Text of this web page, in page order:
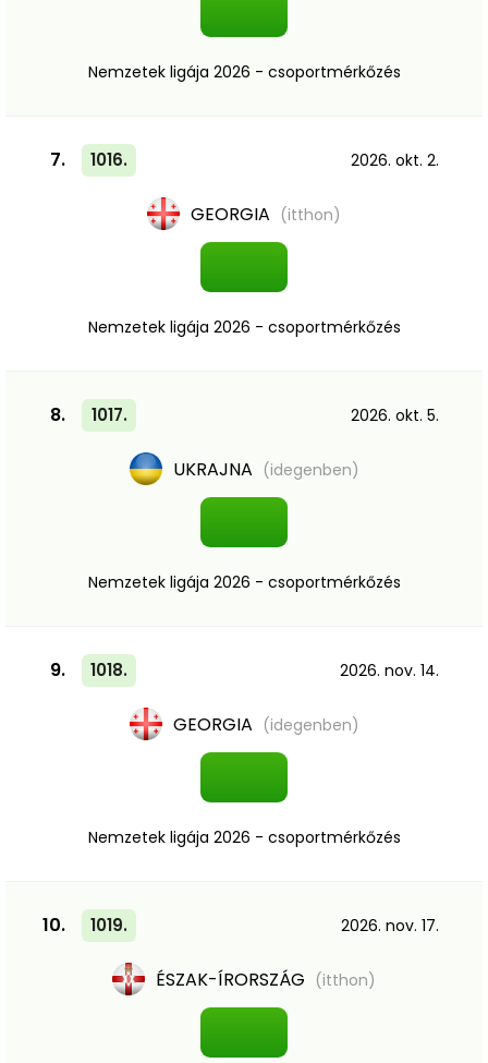
Nemzetek ligája 2026 - csoportmérkőzés
7. 1016. 2026. okt. 2.
GEORGIA (itthon)
Nemzetek ligája 2026 - csoportmérkőzés
8. 1017. 2026. okt. 5.
UKRAJNA (idegenben)
Nemzetek ligája 2026 - csoportmérkőzés
9. 1018. 2026. nov. 14.
GEORGIA (idegenben)
Nemzetek ligája 2026 - csoportmérkőzés
10. 1019. 2026. nov. 17.
ÉSZAK-ÍRORSZÁG (itthon)